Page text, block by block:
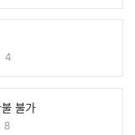
4
불가
8